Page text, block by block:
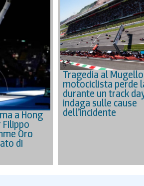
a Hong
Oro
di
Tragedia al
motociclista perde
durante un track
indaga sulle cause
dell’incidente